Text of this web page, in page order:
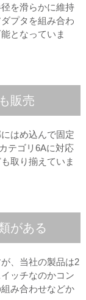
を滑らかに維持
プタを組み合わ
となっていま
販売
はめ込んで固定
テゴリ6Aに対応
取り揃えていま
がある
、当社の製品は2
ッチなのかコン
み合わせなどか